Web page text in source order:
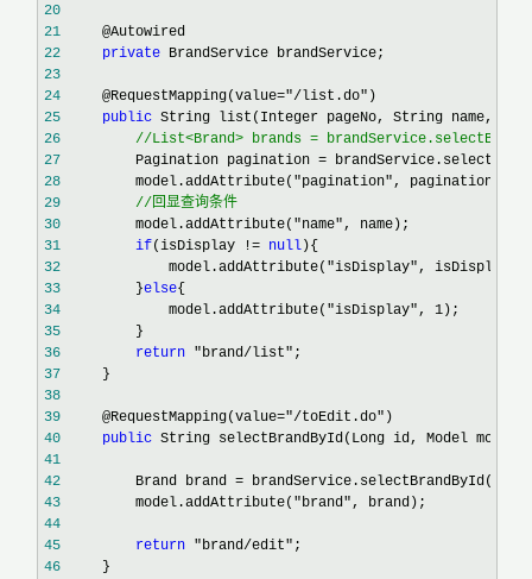
20
21
22
private
23
24
     @RequestMapping(value="/list.do"
25
public
26
//List<Brand> brands =
27
         Pagination pagination =
28
         model.addAttribute("pagination"
29
//回显查询条件
30
         model.addAttribute("name"
31
if(isDisplay != null
32
             model.addAttribute("isDisplay"
33
         }
else
34
             model.addAttribute("isDisplay", 1
35
36
return "brand/list"
37
38
39
     @RequestMapping(value="/toEdit.do"
40
public
41
42
         Brand brand =
43
         model.addAttribute("brand"
44
45
return "brand/edit"
46